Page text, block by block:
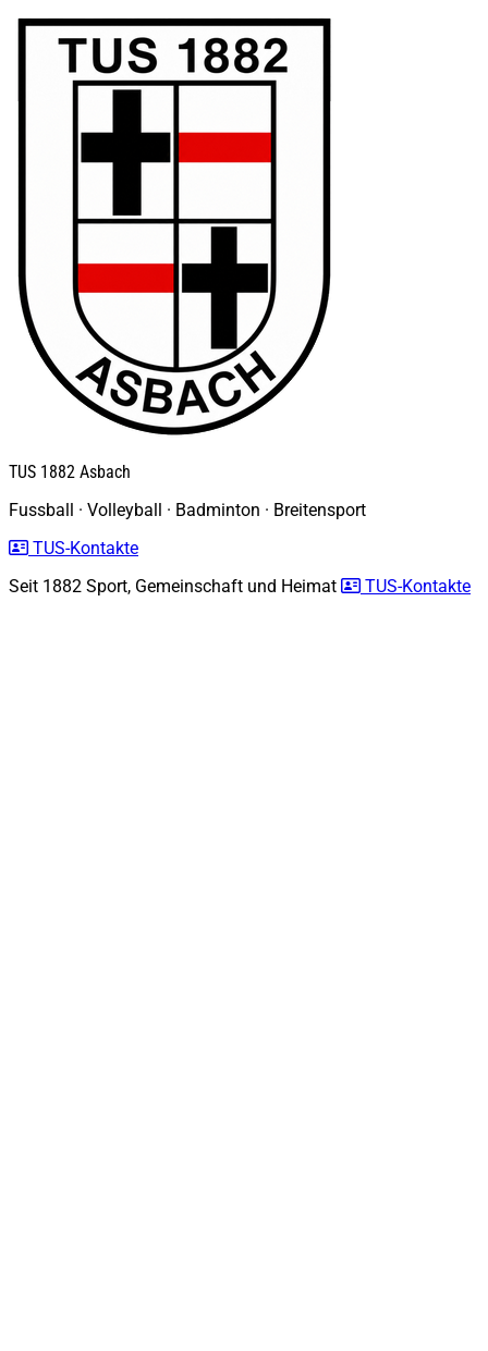
TUS 1882 Asbach
Fussball · Volleyball · Badminton · Breitensport
TUS-Kontakte
Seit 1882 Sport, Gemeinschaft und Heimat TUS-Kontakte